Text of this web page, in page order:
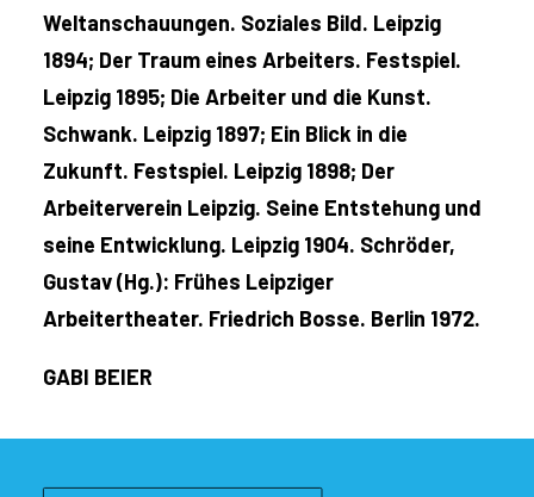
Weltanschauungen. Soziales Bild. Leipzig
1894; Der Traum eines Arbeiters. Festspiel.
Leipzig 1895; Die Arbeiter und die Kunst.
Schwank. Leipzig 1897; Ein Blick in die
Zukunft. Festspiel. Leipzig 1898; Der
Arbeiterverein Leipzig. Seine Entstehung und
seine Entwicklung. Leipzig 1904. Schröder,
Gustav (Hg.): Frühes Leipziger
Arbeitertheater. Friedrich Bosse. Berlin 1972.
GABI BEIER